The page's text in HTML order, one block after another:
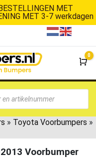
MET
MET 3-7 werkdagen
De
0
» Toyota Voorbumpers »
Voorbumper